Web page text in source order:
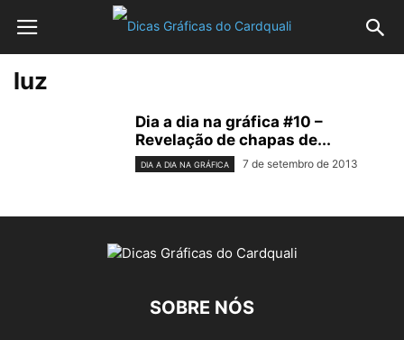
luz
Dia a dia na gráfica #10 –
Revelação de chapas de...
DIA A DIA NA GRÁFICA 7 de setembro de 2013
SOBRE NÓS